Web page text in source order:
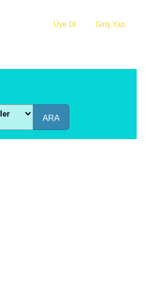
ARA
Üye Ol Giriş Yap